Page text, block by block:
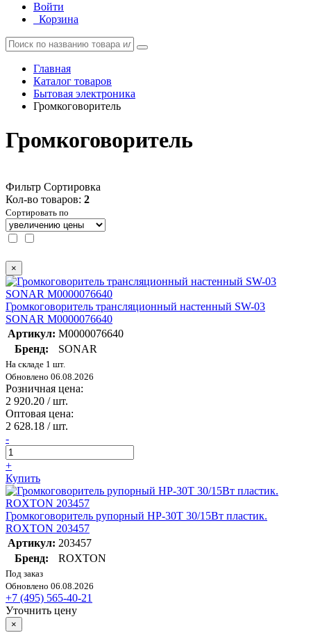
Войти
Корзина
Главная
Каталог товаров
Бытовая электроника
Громкоговоритель
Громкоговоритель
Фильтр Сортировка
Кол-во товаров: 2
Сортировать по
×
Громкоговоритель трансляционный настенный SW-03
SONAR М0000076640
Артикул: М0000076640
Бренд:
SONAR
На складе 1 шт.
Обновлено 06.08.2026
Розничная цена:
2 920.20 / шт.
Оптовая цена:
2 628.18 / шт.
-
+
Купить
Громкоговоритель рупорный HP-30T 30/15Вт пластик.
ROXTON 203457
Артикул: 203457
Бренд:
ROXTON
Под заказ
Обновлено 06.08.2026
+7 (495) 565-40-21
Уточнить цену
×